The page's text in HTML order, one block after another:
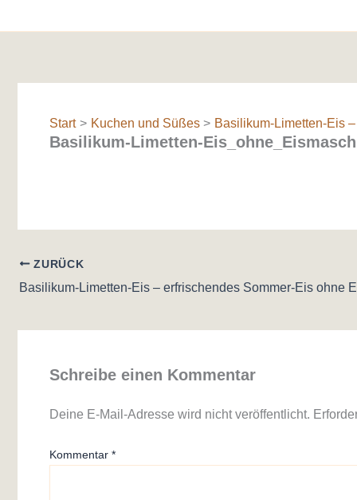
Start Kuchen und Süßes Basilikum-Limetten-Eis
Basilikum-Limetten-
ZURÜCK
Schreibe einen Kommentar
Deine E-Mail-Adresse wird nicht veröffentlicht.
Kommentar *